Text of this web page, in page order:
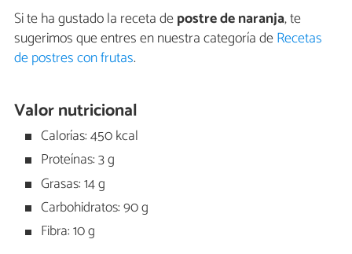
Si te ha gustado la receta depostre de naranja, te
sugerimos que entres en nuestra categoría deRecetas
de postres con frutas.
Valor nutricional
Calorías: 450 kcal
Proteínas: 3 g
Grasas: 14 g
Carbohidratos: 90 g
Fibra: 10 g